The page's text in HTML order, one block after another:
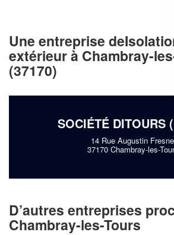
Une entreprise
extérieur à Chambray-
(37170)
SOCIÉTÉ DITOURS
14 Rue Augustin
37170 Chambray-les-
D’autres entreprises
Chambray-les-Tours
vosmargestout en
nouveaux clients!